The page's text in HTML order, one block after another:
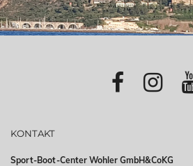
KONTAKT
Sport-Boot-Center Wohler GmbH&CoKG